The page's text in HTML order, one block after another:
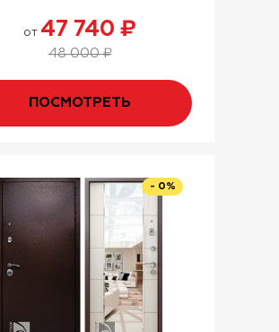
от 47 740 ₽
48 000 ₽
ПОСМОТРЕТЬ
- 0%